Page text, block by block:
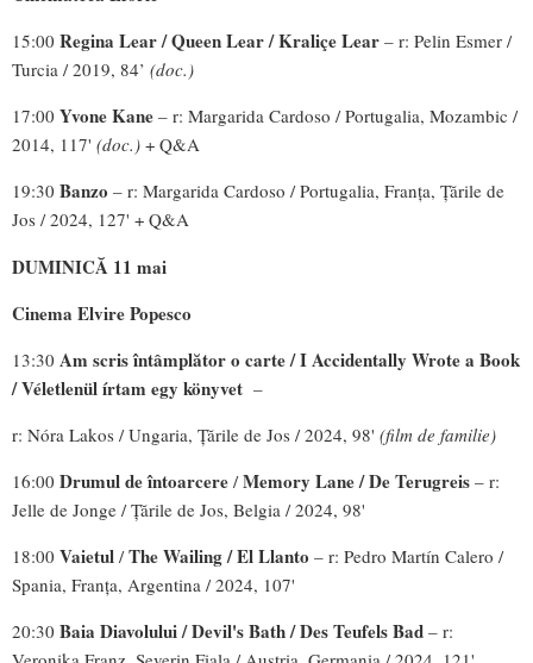
15:00 Regina Lear / Queen Lear / Kraliçe Lear – r: Pelin Esmer /
Turcia / 2019, 84’ (doc.)
17:00 Yvone Kane – r: Margarida Cardoso / Portugalia, Mozambic /
2014, 117' (doc.) + Q&A
19:30 Banzo – r: Margarida Cardoso / Portugalia, Franța, Țările de
Jos / 2024, 127' + Q&A
DUMINICĂ 11 mai
Cinema Elvire Popesco
13:30 Am scris întâmplător o carte / I Accidentally Wrote a Book
/ Véletlenül írtam egy könyvet –
r: Nóra Lakos / Ungaria, Țările de Jos / 2024, 98' (film de familie)
16:00 Drumul de întoarcere /Memory Lane / De Terugreis – r:
Jelle de Jonge / Țările de Jos, Belgia / 2024, 98'
18:00 Vaietul /The Wailing / El Llanto – r: Pedro Martín Calero /
Spania, Franța, Argentina / 2024, 107'
20:30 Baia Diavolului /Devil's Bath / Des Teufels Bad – r: